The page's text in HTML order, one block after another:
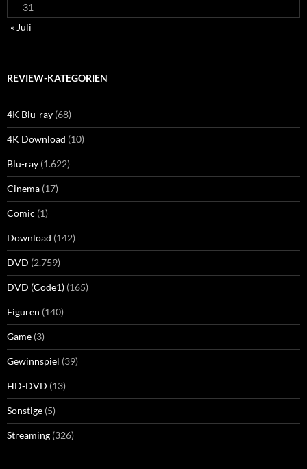
31
« Juli
REVIEW-KATEGORIEN
4K Blu-ray (68)
4K Download (10)
Blu-ray (1.622)
Cinema (17)
Comic (1)
Download (142)
DVD (2.759)
DVD (Code1) (165)
Figuren (140)
Game (3)
Gewinnspiel (39)
HD-DVD (13)
Sonstige (5)
Streaming (326)